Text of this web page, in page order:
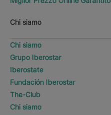
Chi siamo
Chi siamo
Grupo Iberostar
Iberostate
Fundación Iberostar
The-Club
Chi siamo